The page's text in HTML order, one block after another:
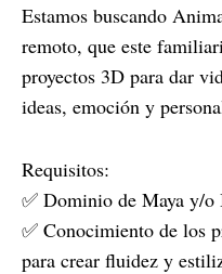
Estamos buscando
remoto, que este
proyectos 3D para dar
ideas, emoción y
Requisitos:
✅ Dominio de Maya y/o
✅ Conocimiento de los
para crear fluidez y